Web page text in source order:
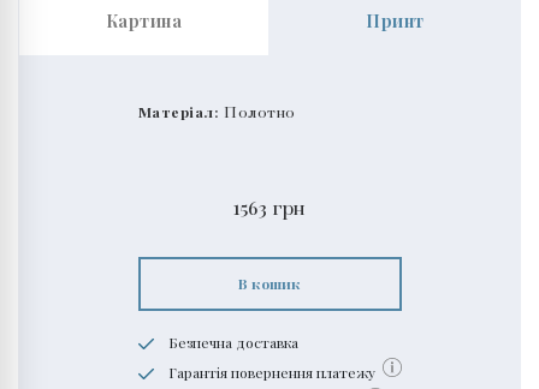
Картина Принт
Матеріал: Полотно
1563 грн
В кошик
Безпечна доставка
Гарантія повернення платежу